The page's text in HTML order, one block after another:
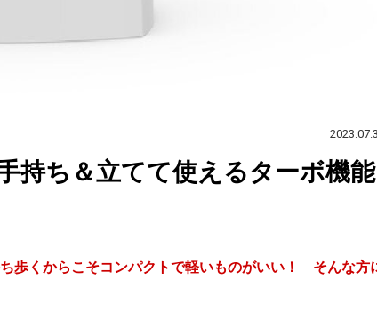
持ち＆立てて使えるターボ機能
歩くからこそコンパクトで軽いものがいい！ そんな方